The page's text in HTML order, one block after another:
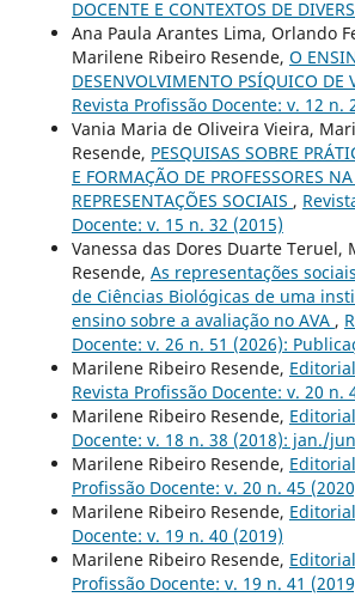
DOCENTE E CONTEXTOS DE
Ana Paula Arantes Lima, Orlando
Marilene Ribeiro Resende, O
DESENVOLVIMENTO PSÍQUICO DE
Revista Profissão Docente: v. 12 n.
Vania Maria de Oliveira Vieira,
Resende, PESQUISAS SOBRE
E FORMAÇÃO DE PROFESSORES
REPRESENTAÇÕES SOCIAIS ,
Docente: v. 15 n. 32 (2015)
Vanessa das Dores Duarte Teruel,
Resende, As representações
de Ciências Biológicas de uma
ensino sobre a avaliação no AVA ,
Docente: v. 26 n. 51 (2026):
Marilene Ribeiro Resende,
Revista Profissão Docente: v. 20 n.
Marilene Ribeiro Resende, Editorial
Docente: v. 18 n. 38 (2018): jan./
Marilene Ribeiro Resende,
Profissão Docente: v. 20 n. 45
Marilene Ribeiro Resende, Editorial
Docente: v. 19 n. 40 (2019)
Marilene Ribeiro Resende,
Profissão Docente: v. 19 n. 41